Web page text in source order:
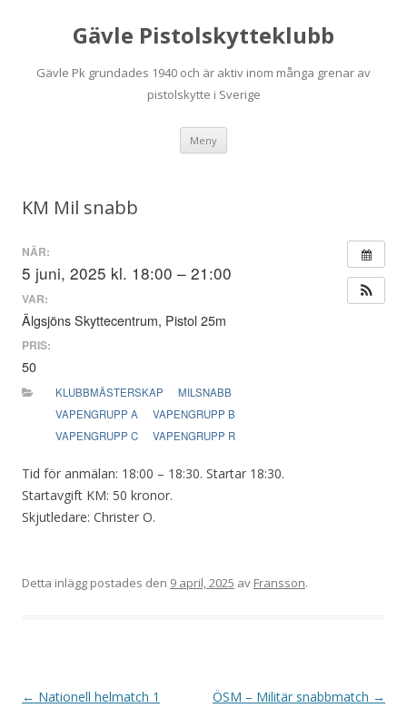
Gävle Pistolskytteklubb
Gävle Pk grundades 1940 och är aktiv inom många grenar av
pistolskytte i Sverige
Meny
KM Mil snabb
NÄR:
5 juni, 2025 kl. 18:00 – 21:00
VAR:
Älgsjöns Skyttecentrum, Pistol 25m
PRIS:
50
KLUBBMÄSTERSKAP
MILSNABB
VAPENGRUPP A
VAPENGRUPP B
VAPENGRUPP C
VAPENGRUPP R
Tid för anmälan: 18:00 – 18:30. Startar 18:30.
Startavgift KM: 50 kronor.
Skjutledare: Christer O.
Detta inlägg postades den 9 april, 2025 av Fransson.
I← Nationell helmatch 1 ÖSM – Militär snabbmatch →